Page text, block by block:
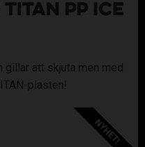
PP ICE
att skjuta men med
plasten!
NYHET!